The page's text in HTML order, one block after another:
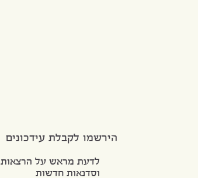
הירשמו לקבלת עידכונים
לדעת מראש על הרצאות
וסדנאות חדשות